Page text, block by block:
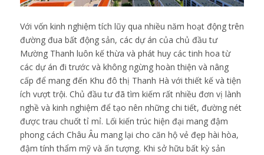
Với vốn kinh nghiệm tích lũy qua nhiều năm hoạt động trên
đường đua bất động sản, các dự án của chủ đầu tư
Mường Thanh luôn kế thừa và phát huy các tinh hoa từ
các dự án đi trước và không ngừng hoàn thiện và nâng
cấp để mang đến Khu đô thị Thanh Hà với thiết kế và tiện
ích vượt trội. Chủ đầu tư đã tìm kiếm rất nhiều đơn vị lành
nghề và kinh nghiệm để tạo nên những chi tiết, đường nét
được trau chuốt tỉ mỉ. Lối kiến trúc hiện đại mang đậm
phong cách Châu Âu mang lại cho căn hộ vẻ đẹp hài hòa,
đậm tính thẩm mỹ và ấn tượng. Khi sở hữu bất kỳ sản